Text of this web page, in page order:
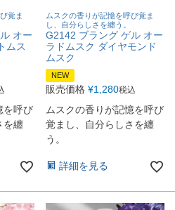
覚ま
オー
ムス
を呼び
を纏
ムスクの香りが記憶を呼び覚ま
し、自分らしさを纏う。
G2142 ブラング ゲル オー
ラドムスク ダイヤモンド
ムスク
NEW
販売価格 ¥1,280税込
ムスクの香りが記憶を呼び
覚まし、自分らしさを纏
う。
詳細を見る